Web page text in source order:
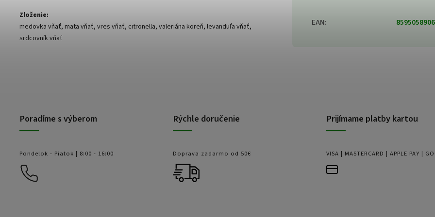
Zloženie:
medovka vňať, mäta vňať, vres vňať, citronella, valeriána koreň, levanduľa vňať,
srdcovník vňať
EAN:
Poradíme s výberom
Pondelok - Piatok | 8:00 - 16:00
Rýchle doručenie
Doprava zadarmo od 50€
Prijímame platby kartou
VISA | MASTERCARD | APPLE PAY |